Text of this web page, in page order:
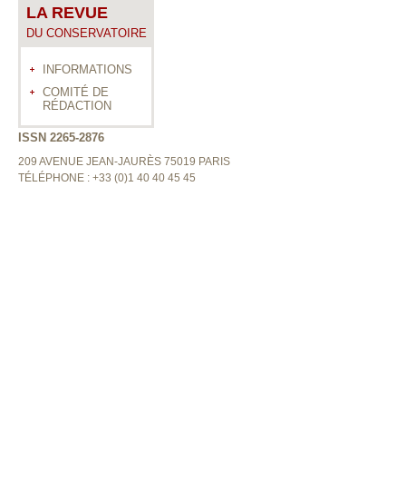
LA REVUE
DU CONSERVATOIRE
INFORMATIONS
COMITÉ DE
RÉDACTION
ISSN 2265-2876
209 AVENUE JEAN-JAURÈS 75019 PARIS
TÉLÉPHONE : +33 (0)1 40 40 45 45